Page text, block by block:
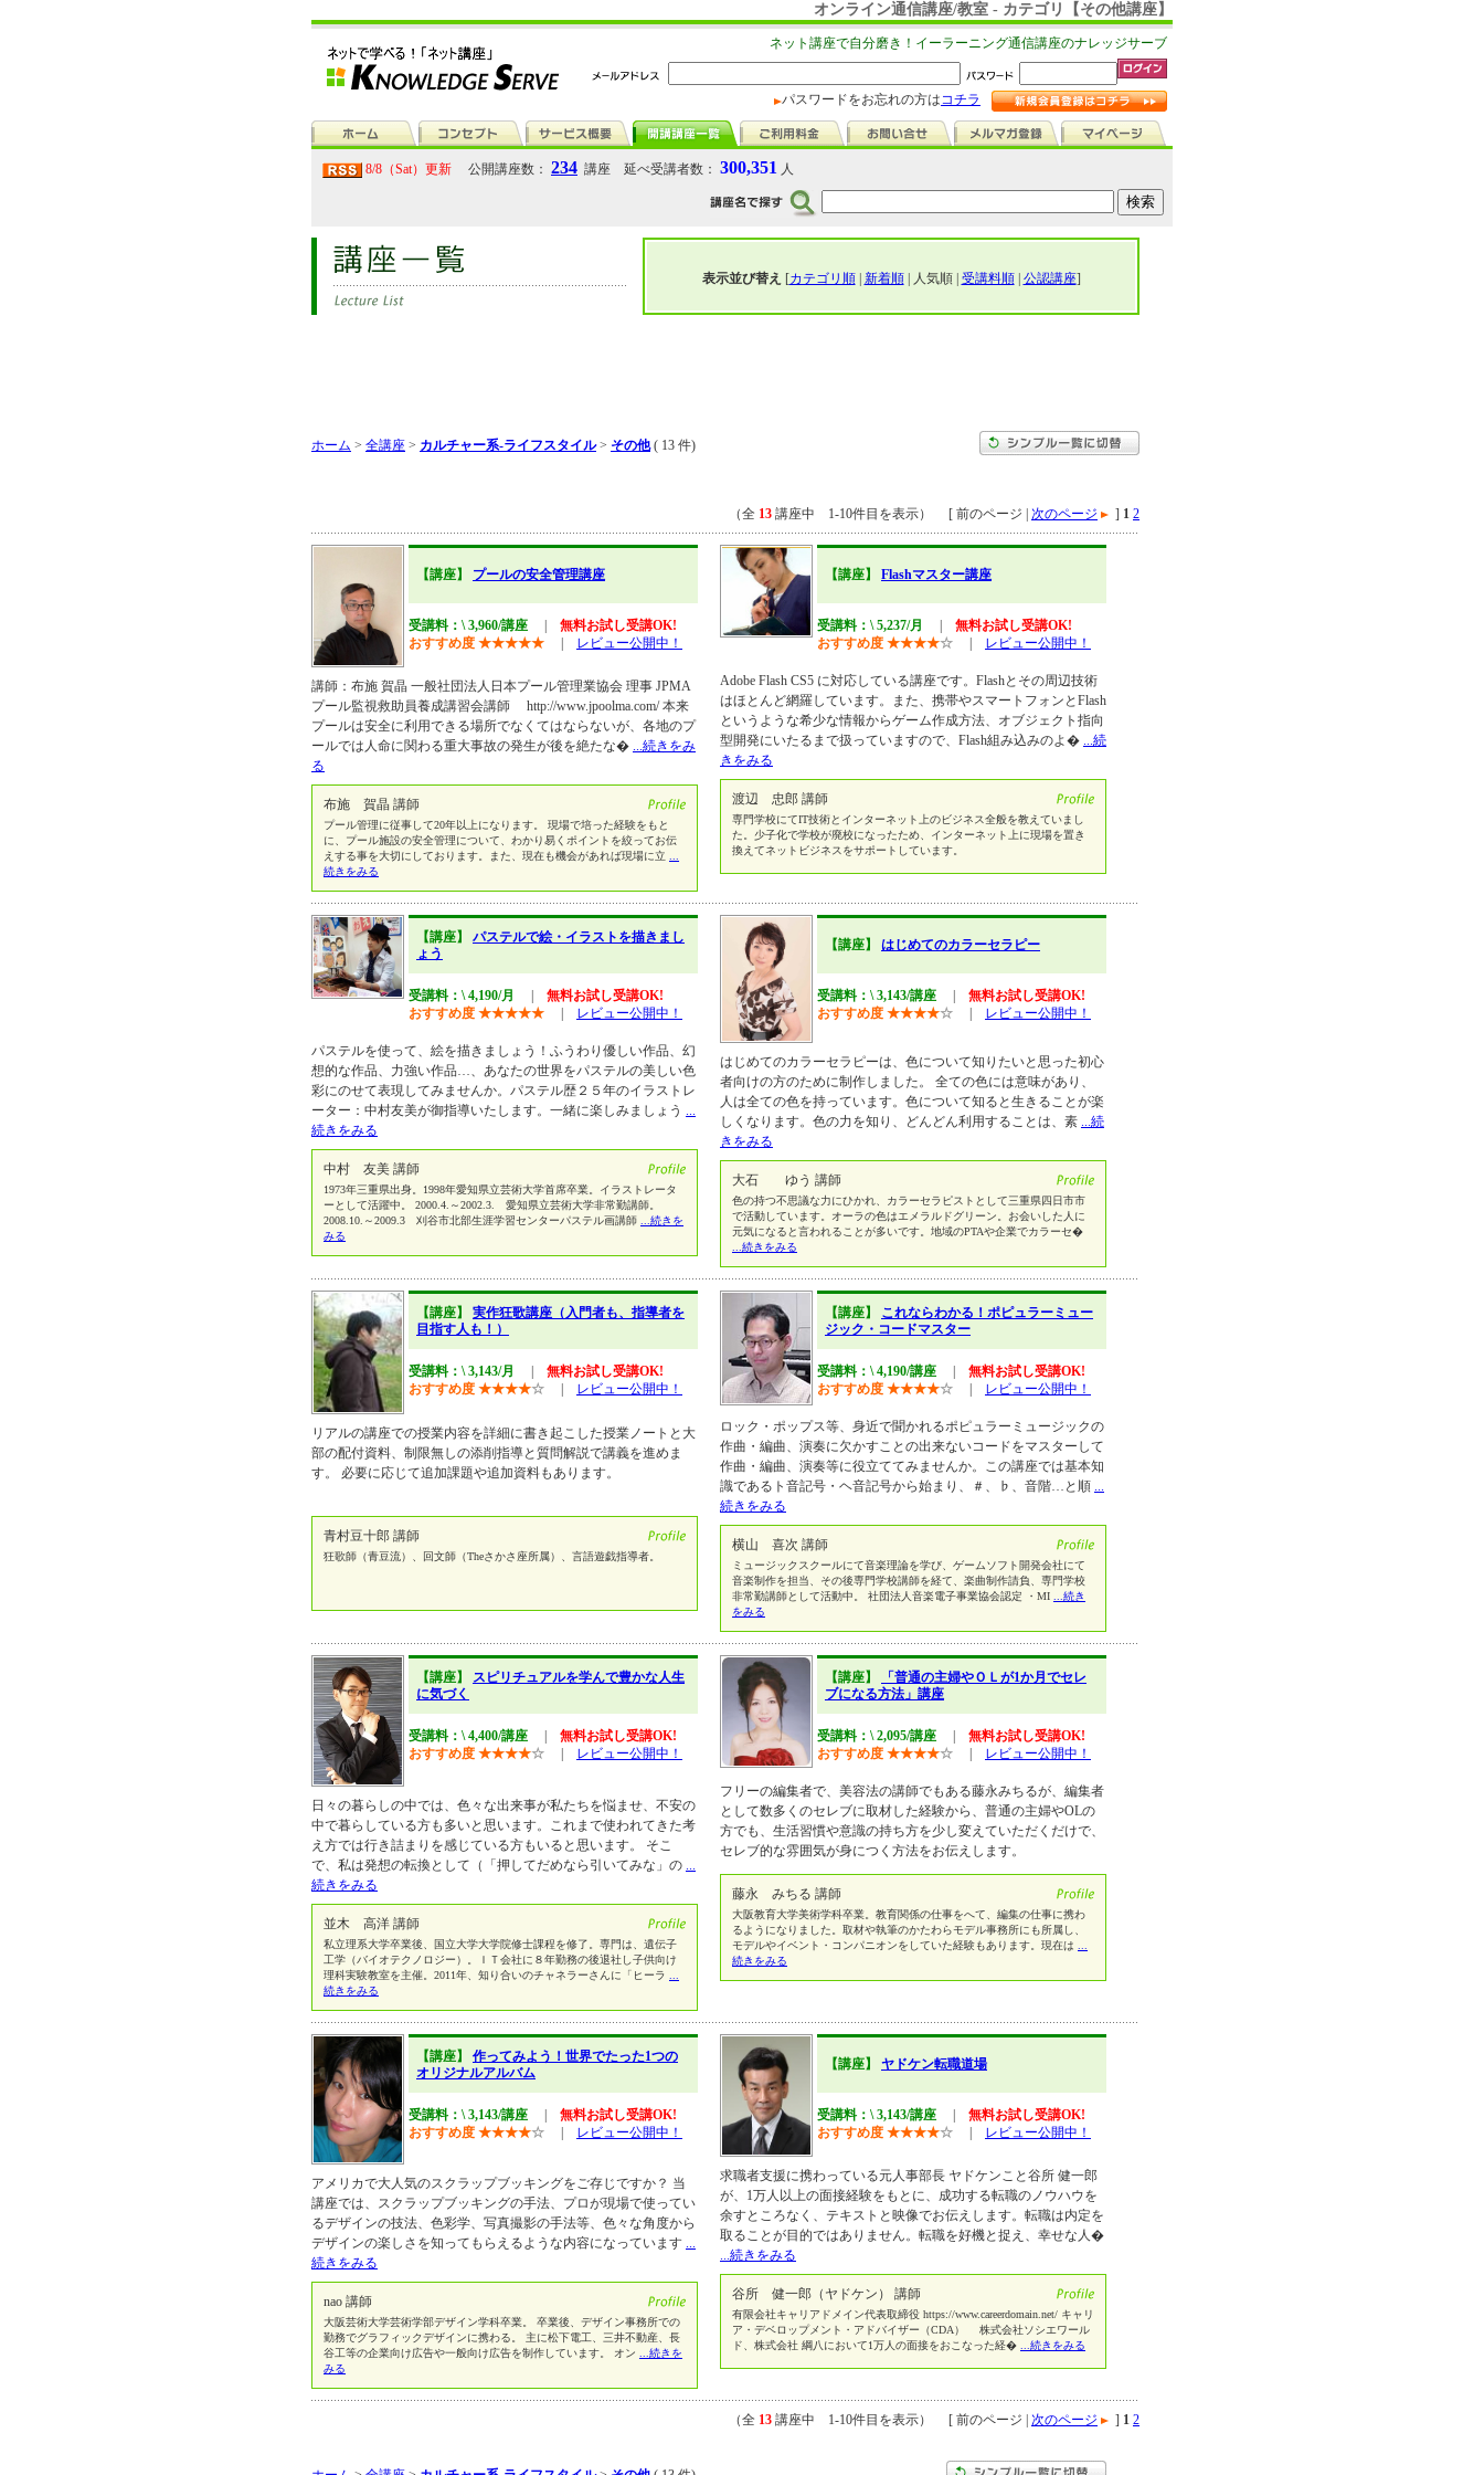
オンライン通信講座/教室 - カテゴリ【その他講座】
ネット講座で自分磨き！イーラーニング通信講座のナレッジサーブ
パスワードをお忘れの方はコチラ
8/8（Sat）更新 公開講座数： 234 講座 延べ受講者数： 300,351 人
表示並び替え [カテゴリ順| 新着順| 人気順 | 受講料順| 公認講座]
ホーム > 全講座 > カルチャー系-ライフスタイル> その他 ( 13 件)
（全 13 講座中 1-10件目を表示） [ 前のページ | 次のページ ] 1 2
【講座】 プールの安全管理講座
受講料：\ 3,960/講座
無料お試し受講OK!
おすすめ度 ★★★★★ レビュー公開中！
講師：布施 賀晶 一般社団法人日本プール管理業協会 理事 JPMA
プール監視救助員養成講習会講師 http://www.jpoolma.com/ 本来
プールは安全に利用できる場所でなくてはならないが、各地のプ
ールでは人命に関わる重大事故の発生が後を絶たな� ...続きをみ
る
布施 賀晶 講師
プール管理に従事して20年以上になります。 現場で培った経験をもと
に、プール施設の安全管理について、わかり易くポイントを絞ってお伝
えする事を大切にしております。また、現在も機会があれば現場に立
続きをみる
【講座】 Flashマスター講座
受講料：\ 5,237/月
無料お試し受講OK!
おすすめ度 ★★★★☆ レビュー公開中！
Adobe Flash CS5 に対応している講座です。Flashとその周辺技術
はほとんど網羅しています。また、携帯やスマートフォンとFlash
というような希少な情報からゲーム作成方法、オブジェクト指向
型開発にいたるまで扱っていますので、Flash組み込みのよ� ...続
きをみる
渡辺 忠郎 講師
専門学校にてIT技術とインターネット上のビジネス全般を教えていまし
た。少子化で学校が廃校になったため、インターネット上に現場を置き
換えてネットビジネスをサポートしています。
【講座】 パステルで絵・イラストを描きまし
ょう
受講料：\ 4,190/月
無料お試し受講OK!
おすすめ度 ★★★★★ レビュー公開中！
パステルを使って、絵を描きましょう！ふうわり優しい作品、幻
想的な作品、力強い作品…、あなたの世界をパステルの美しい色
彩にのせて表現してみませんか。パステル歴２５年のイラストレ
ーター：中村友美が御指導いたします。一緒に楽しみましょう ...
続きをみる
中村 友美 講師
1973年三重県出身。1998年愛知県立芸術大学首席卒業。イラストレータ
ーとして活躍中。 2000.4.～2002.3. 愛知県立芸術大学非常勤講師。
2008.10.～2009.3 刈谷市北部生涯学習センターパステル画講師
...続きを
みる
【講座】 はじめてのカラーセラピー
受講料：\ 3,143/講座
無料お試し受講OK!
おすすめ度 ★★★★☆ レビュー公開中！
はじめてのカラーセラピーは、色について知りたいと思った初心
者向けの方のために制作しました。 全ての色には意味があり、
人は全ての色を持っています。色について知ると生きることが楽
しくなります。色の力を知り、どんどん利用することは、素 ...続
きをみる
大石 ゆう 講師
色の持つ不思議な力にひかれ、カラーセラピストとして三重県四日市市
で活動しています。オーラの色はエメラルドグリーン。お会いした人に
元気になると言われることが多いです。地域のPTAや企業でカラーセ�
...続きをみる
【講座】 実作狂歌講座（入門者も、指導者を
目指す人も！）
受講料：\ 3,143/月
無料お試し受講OK!
おすすめ度 ★★★★☆ レビュー公開中！
リアルの講座での授業内容を詳細に書き起こした授業ノートと大
部の配付資料、制限無しの添削指導と質問解説で講義を進めま
す。 必要に応じて追加課題や追加資料もあります。
青村豆十郎 講師
狂歌師（青豆流）、回文師（Theさかさ座所属）、言語遊戯指導者。
【講座】 これならわかる！ポピュラーミュー
ジック・コードマスター
受講料：\ 4,190/講座
無料お試し受講OK!
おすすめ度 ★★★★☆ レビュー公開中！
ロック・ポップス等、身近で聞かれるポピュラーミュージックの
作曲・編曲、演奏に欠かすことの出来ないコードをマスターして
作曲・編曲、演奏等に役立ててみませんか。この講座では基本知
識であるト音記号・ヘ音記号から始まり、＃、♭、音階…と順 ...
続きをみる
横山 喜次 講師
ミュージックスクールにて音楽理論を学び、ゲームソフト開発会社にて
音楽制作を担当、その後専門学校講師を経て、楽曲制作請負、専門学校
非常勤講師として活動中。 社団法人音楽電子事業協会認定 ・MI
...続き
をみる
【講座】 スピリチュアルを学んで豊かな人生
に気づく
受講料：\ 4,400/講座
無料お試し受講OK!
おすすめ度 ★★★★☆ レビュー公開中！
日々の暮らしの中では、色々な出来事が私たちを悩ませ、不安の
中で暮らしている方も多いと思います。これまで使われてきた考
え方では行き詰まりを感じている方もいると思います。 そこ
で、私は発想の転換として（「押してだめなら引いてみな」の ...
続きをみる
並木 高洋 講師
私立理系大学卒業後、国立大学大学院修士課程を修了。専門は、遺伝子
工学（バイオテクノロジー）。ＩＴ会社に８年勤務の後退社し子供向け
理科実験教室を主催。2011年、知り合いのチャネラーさんに「ヒーラ
続きをみる
【講座】
「普通の主婦やＯＬが1か月でセレ
ブになる方法」講座
受講料：\ 2,095/講座
無料お試し受講OK!
おすすめ度 ★★★★☆ レビュー公開中！
フリーの編集者で、美容法の講師でもある藤永みちるが、編集者
として数多くのセレブに取材した経験から、普通の主婦やOLの
方でも、生活習慣や意識の持ち方を少し変えていただくだけで、
セレブ的な雰囲気が身につく方法をお伝えします。
藤永 みちる 講師
大阪教育大学美術学科卒業。教育関係の仕事をへて、編集の仕事に携わ
るようになりました。取材や執筆のかたわらモデル事務所にも所属し、
モデルやイベント・コンパニオンをしていた経験もあります。現在は
続きをみる
【講座】 作ってみよう！世界でたった1つの
オリジナルアルバム
受講料：\ 3,143/講座
無料お試し受講OK!
おすすめ度 ★★★★☆ レビュー公開中！
アメリカで大人気のスクラップブッキングをご存じですか？ 当
講座では、スクラップブッキングの手法、プロが現場で使ってい
るデザインの技法、色彩学、写真撮影の手法等、色々な角度から
デザインの楽しさを知ってもらえるような内容になっています ...
続きをみる
nao 講師
大阪芸術大学芸術学部デザイン学科卒業。 卒業後、デザイン事務所での
勤務でグラフィックデザインに携わる。 主に松下電工、三井不動産、長
谷工等の企業向け広告や一般向け広告を制作しています。 オン
...続きを
みる
【講座】 ヤドケン転職道場
受講料：\ 3,143/講座
無料お試し受講OK!
おすすめ度 ★★★★☆ レビュー公開中！
求職者支援に携わっている元人事部長 ヤドケンこと谷所 健一郎
が、1万人以上の面接経験をもとに、成功する転職のノウハウを
余すところなく、テキストと映像でお伝えします。転職は内定を
取ることが目的ではありません。転職を好機と捉え、幸せな人�
...続きをみる
谷所 健一郎（ヤドケン） 講師
有限会社キャリアドメイン代表取締役 https://www.careerdomain.net/ キャリ
ア・デベロップメント・アドバイザー（CDA） 株式会社ソシエワール
ド、株式会社 綱八において1万人の面接をおこなった経�
...続きをみる
（全 13 講座中 1-10件目を表示） [ 前のページ | 次のページ ] 1 2